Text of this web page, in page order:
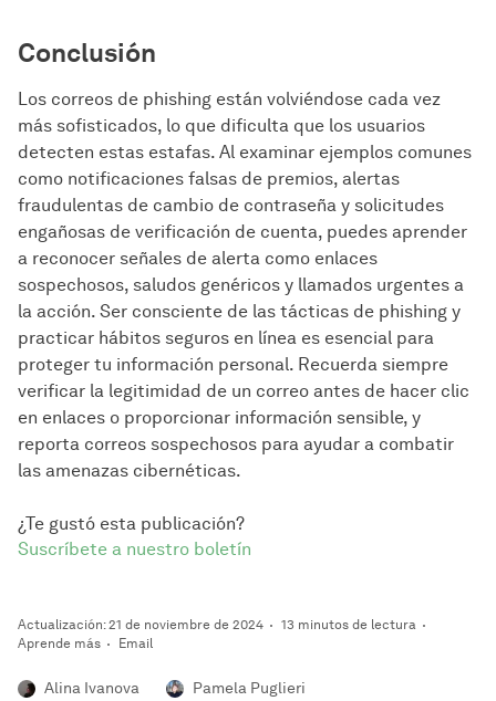
Conclusión
Los correos de phishing están volviéndose cada vez
más sofisticados, lo que dificulta que los usuarios
detecten estas estafas. Al examinar ejemplos comunes
como notificaciones falsas de premios, alertas
fraudulentas de cambio de contraseña y solicitudes
engañosas de verificación de cuenta, puedes aprender
a reconocer señales de alerta como enlaces
sospechosos, saludos genéricos y llamados urgentes a
la acción. Ser consciente de las tácticas de phishing y
practicar hábitos seguros en línea es esencial para
proteger tu información personal. Recuerda siempre
verificar la legitimidad de un correo antes de hacer clic
en enlaces o proporcionar información sensible, y
reporta correos sospechosos para ayudar a combatir
las amenazas cibernéticas.
¿Te gustó esta publicación?
Suscríbete a nuestro boletín
Actualización: 21 de noviembre de 2024
13 minutos de lectura
Aprende más
Email
Alina Ivanova Pamela Puglieri